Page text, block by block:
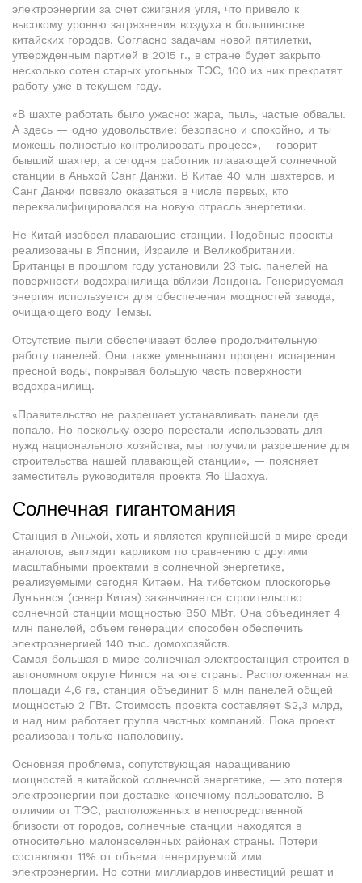
электроэнергии за счет сжигания угля, что привело к
высокому уровню загрязнения воздуха в большинстве
китайских городов. Согласно задачам новой пятилетки,
утвержденным партией в 2015 г., в стране будет закрыто
несколько сотен старых угольных ТЭС, 100 из них прекратят
работу уже в текущем году.
«В шахте работать было ужасно: жара, пыль, частые обвалы.
А здесь — одно удовольствие: безопасно и спокойно, и ты
можешь полностью контролировать процесс», —говорит
бывший шахтер, а сегодня работник плавающей солнечной
станции в Аньхой Санг Данжи. В Китае 40 млн шахтеров, и
Санг Данжи повезло оказаться в числе первых, кто
переквалифицировался на новую отрасль энергетики.
Не Китай изобрел плавающие станции. Подобные проекты
реализованы в Японии, Израиле и Великобритании.
Британцы в прошлом году установили 23 тыс. панелей на
поверхности водохранилища вблизи Лондона. Генерируемая
энергия используется для обеспечения мощностей завода,
очищающего воду Темзы.
Отсутствие пыли обеспечивает более продолжительную
работу панелей. Они также уменьшают процент испарения
пресной воды, покрывая большую часть поверхности
водохранилищ.
«Правительство не разрешает устанавливать панели где
попало. Но поскольку озеро перестали использовать для
нужд национального хозяйства, мы получили разрешение для
строительства нашей плавающей станции», — поясняет
заместитель руководителя проекта Яо Шаохуа.
Солнечная гигантомания
Станция в Аньхой, хоть и является крупнейшей в мире среди
аналогов, выглядит карликом по сравнению с другими
масштабными проектами в солнечной энергетике,
реализуемыми сегодня Китаем. На тибетском плоскогорье
Лунъянся (север Китая) заканчивается строительство
солнечной станции мощностью 850 МВт. Она объединяет 4
млн панелей, объем генерации способен обеспечить
электроэнергией 140 тыс. домохозяйств.
Самая большая в мире солнечная электростанция строится в
автономном округе Нингся на юге страны. Расположенная на
площади 4,6 га, станция объединит 6 млн панелей общей
мощностью 2 ГВт. Стоимость проекта составляет $2,3 млрд,
и над ним работает группа частных компаний. Пока проект
реализован только наполовину.
Основная проблема, сопутствующая наращиванию
мощностей в китайской солнечной энергетике, — это потеря
электроэнергии при доставке конечному пользователю. В
отличии от ТЭС, расположенных в непосредственной
близости от городов, солнечные станции находятся в
относительно малонаселенных районах страны. Потери
составляют 11% от объема генерируемой ими
электроэнергии. Но сотни миллиардов инвестиций решат и